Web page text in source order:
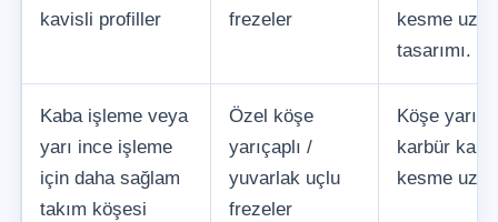
kavisli profiller
frezeler
kesme
tasarımı.
Kaba işleme veya
yarı ince işleme
için daha sağlam
takım köşesi
Özel köşe
yarıçaplı /
yuvarlak uçlu
frezeler
Köşe
karbür
kesme